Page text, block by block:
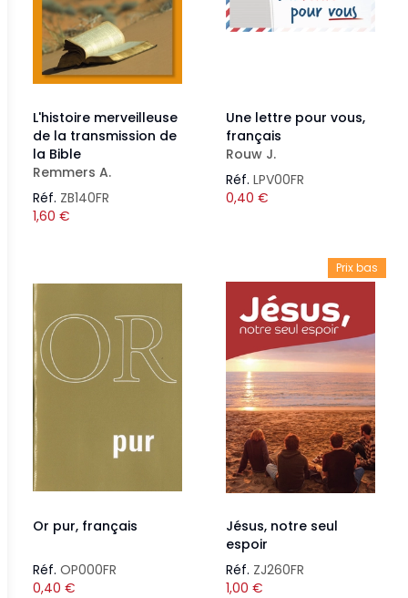
L'histoire merveilleuse
de la transmission de
la Bible
Remmers A.
Réf. ZB140FR
1,60 €
Une lettre pour vous,
français
Rouw J.
Réf. LPV00FR
0,40 €
Or pur, français
Réf. OP000FR
0,40 €
Prix bas
Jésus, notre seul
espoir
Réf. ZJ260FR
1,00 €